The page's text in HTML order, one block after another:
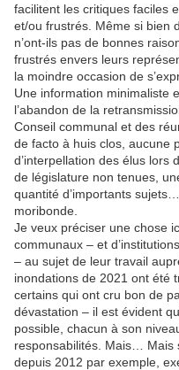
facilitent les critiques faciles
et/ou frustrés. Même si bien
n’ont-ils pas de bonnes
frustrés envers leurs
la moindre occasion de
Une information minimaliste
l’abandon de la
Conseil communal et des
de facto à huis clos, aucune
d’interpellation des élus lors
de législature non tenues,
quantité d’importants
moribonde.
Je veux préciser une chose
communaux – et
– au sujet de leur travail
inondations de 2021 ont été
certains qui ont cru bon de
dévastation – il est évident
possible, chacun à son
responsabilités. Mais… Mais
depuis 2012 par exemple,